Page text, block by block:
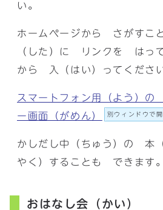
い。
ホームページから さがすこ
（した）に リンクを はっ
から 入（はい）ってください
スマートフォン用（よう）
ー画面（がめん）
別ウィンドウで開
かしだし中（ちゅう）の 本
やく）することも できます。
おはなし会（かい）